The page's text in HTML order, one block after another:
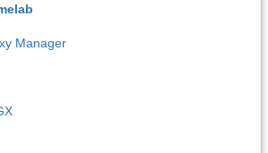
Manager